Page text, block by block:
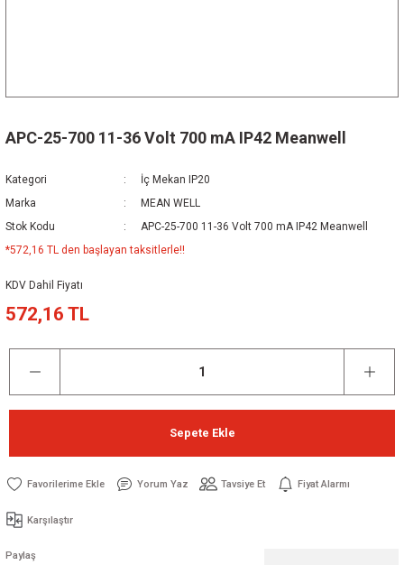
APC-25-700 11-36 Volt 700 mA IP42 Meanwell
Kategori
İç Mekan IP20
Marka
MEAN WELL
Stok Kodu
APC-25-700 11-36 Volt 700 mA IP42 Meanwell
*572,16 TL den başlayan taksitlerle!!
KDV Dahil Fiyatı
572,16 TL
Sepete Ekle
Yorum Yaz Tavsiye Et Fiyat Alarmı
Karşılaştır
Paylaş